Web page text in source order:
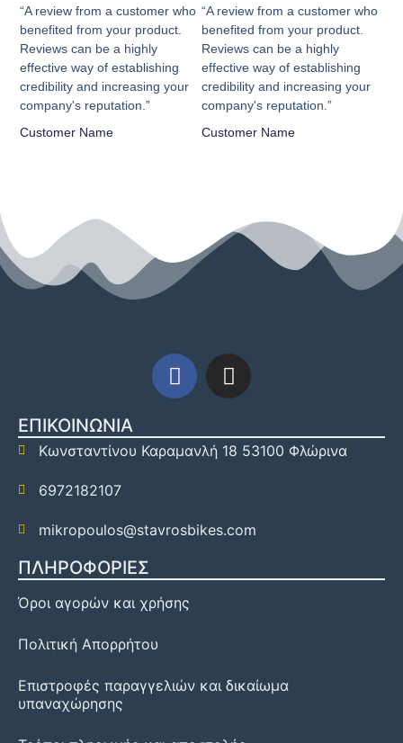
“A review from a customer who
benefited from your product.
Reviews can be a highly
effective way of establishing
credibility and increasing your
company's reputation.”
Customer Name
“A review from a customer who
benefited from your product.
Reviews can be a highly
effective way of establishing
credibility and increasing your
company's reputation.”
Customer Name
ΕΠΙΚΟΙΝΩΝΙΑ
Κωνσταντίνου Καραμανλή 18 53100 Φλώρινα
6972182107
mikropoulos@stavrosbikes.com
ΠΛΗΡΟΦΟΡΙΕΣ
Όροι αγορών και χρήσης
Πολιτική Απορρήτου
Επιστροφές παραγγελιών και δικαίωμα
υπαναχώρησης